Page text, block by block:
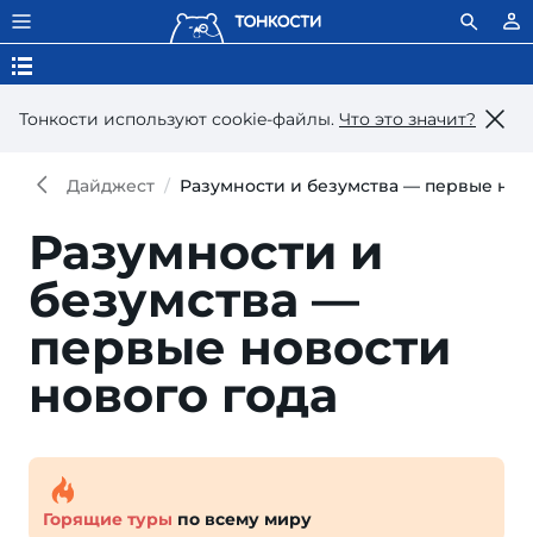
Тонкости используют сookie-файлы. Что это значит?
Дайджест Разумности и безумства — первые
Разумности и
безумства —
первые новости
нового года
Горящие туры по всему миру